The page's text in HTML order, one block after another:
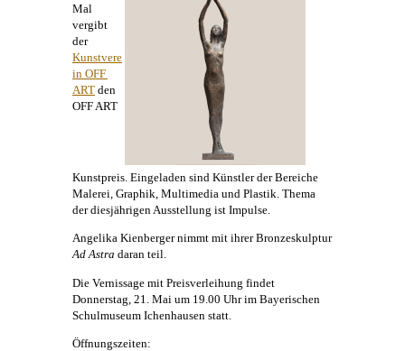
Mal
vergibt
der
Kunstvere
in OFF
ART den
OFF ART
Kunstpreis. Eingeladen sind Künstler der Bereiche
Malerei , Graphik, Multimedia und Plastik. Thema
der diesjährigen Ausstellung ist Impulse.
Angelika Kienbergernimmt mit ihrer Bronzeskulptur
Ad Astra daran teil.
Die Vernissage mit Preisverleihung findet
Donnerstag, 21. Mai um 19.00 Uhr im Bayerischen
Schulmuseum Ichenhausen statt.
Öffnungszeiten: